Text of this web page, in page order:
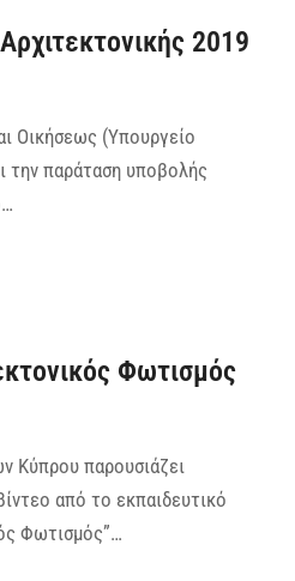
2019
Οικήσεως (Υπουργείο
την παράταση υποβολής
Φωτισμός
Κύπρου παρουσιάζει
από το εκπαιδευτικό
Φωτισμός”…